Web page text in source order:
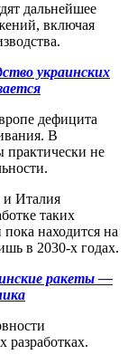
дальнейшее
включая
украинских
дефицита
В
практически не
Италия
таких
находится на
в 2030-х годах.
ракеты —
разработках.